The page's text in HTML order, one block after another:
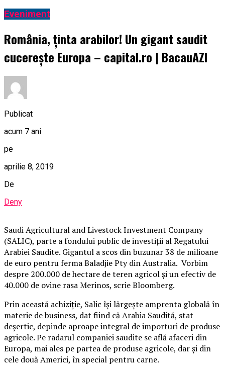
Eveniment
România, ținta arabilor! Un gigant saudit
cucerește Europa – capital.ro | BacauAZI
Publicat
acum 7 ani
pe
aprilie 8, 2019
De
Deny
Saudi Agricultural and Livestock Investment Company
(SALIC), parte a fondului public de investiții al Regatului
Arabiei Saudite. Gigantul a scos din buzunar 38 de milioane
de euro pentru ferma Baladjie Pty din Australia. Vorbim
despre 200.000 de hectare de teren agricol și un efectiv de
40.000 de ovine rasa Merinos, scrie Bloomberg.
Prin această achiziție, Salic își lărgește amprenta globală în
materie de business, dat fiind că Arabia Saudită, stat
deșertic, depinde aproape integral de importuri de produse
agricole. Pe radarul companiei saudite se află afaceri din
Europa, mai ales pe partea de produse agricole, dar și din
cele două Americi, în special pentru carne.